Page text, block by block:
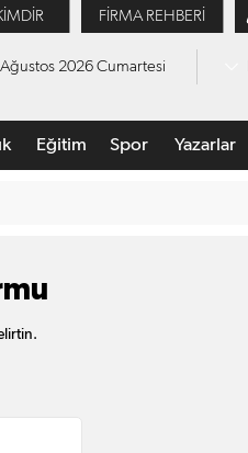
FİRMA REHBERİ
2026 Cumartesi
Eğitim Spor Yazarlar